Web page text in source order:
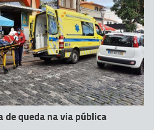
de queda na via pública